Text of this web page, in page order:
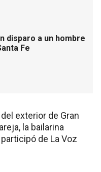
disparo a un hombre
Fe
exterior de Gran
la bailarina
de La Voz